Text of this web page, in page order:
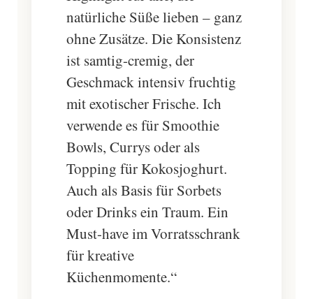
natürliche Süße lieben – ganz
ohne Zusätze. Die Konsistenz
ist samtig-cremig, der
Geschmack intensiv fruchtig
mit exotischer Frische. Ich
verwende es für Smoothie
Bowls, Currys oder als
Topping für Kokosjoghurt.
Auch als Basis für Sorbets
oder Drinks ein Traum. Ein
Must-have im Vorratsschrank
für kreative
Küchenmomente.“